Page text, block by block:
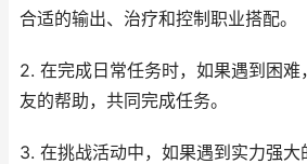
合适的输出、治疗和控制职业搭配。
2. 在完成日常任务时，如果遇到困
友的帮助，共同完成任务。
3. 在挑战活动中，如果遇到实力强大